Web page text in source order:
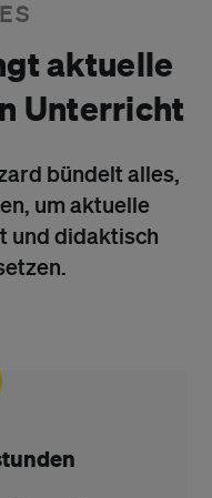
aktuelle
Unterricht
bündelt alles,
um aktuelle
und didaktisch